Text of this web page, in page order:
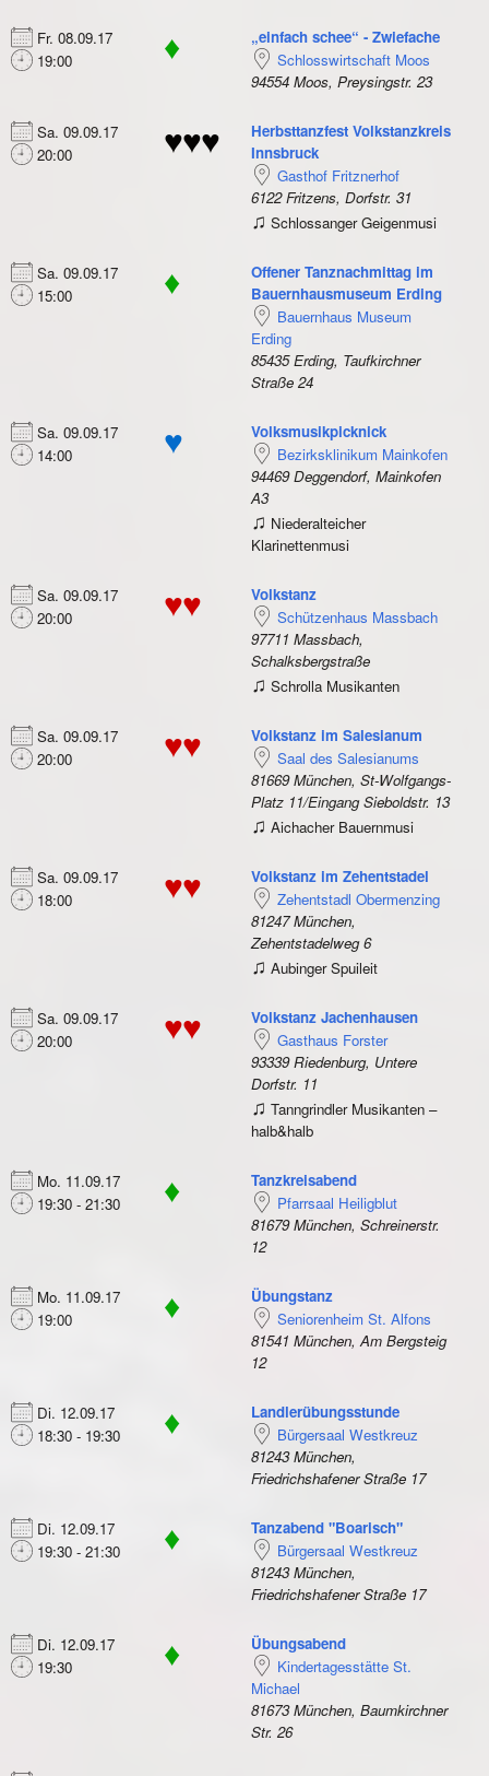
Fr. 08.09.17
19:00
♦
„einfach schee“ - Zwiefache
Schlosswirtschaft Moos
94554 Moos, Preysingstr. 23
Sa. 09.09.17
20:00
♥♥♥
Herbsttanzfest Volkstanzkreis
Innsbruck
Gasthof Fritznerhof
6122 Fritzens, Dorfstr. 31
♫ Schlossanger Geigenmusi
Sa. 09.09.17
15:00
♦
Offener Tanznachmittag im
Bauernhausmuseum Erding
Bauernhaus Museum
Erding
85435 Erding, Taufkirchner
Straße 24
Sa. 09.09.17
14:00
♥
Volksmusikpicknick
Bezirksklinikum Mainkofen
94469 Deggendorf, Mainkofen
A3
♫ Niederalteicher
Klarinettenmusi
Sa. 09.09.17
20:00
♥♥
Volkstanz
Schützenhaus Massbach
97711 Massbach,
Schalksbergstraße
♫ Schrolla Musikanten
Sa. 09.09.17
20:00
♥♥
Volkstanz im Salesianum
Saal des Salesianums
81669 München, St-Wolfgangs-
Platz 11/Eingang Sieboldstr. 13
♫ Aichacher Bauernmusi
Sa. 09.09.17
18:00
♥♥
Volkstanz im Zehentstadel
Zehentstadl Obermenzing
81247 München,
Zehentstadelweg 6
♫ Aubinger Spuileit
Sa. 09.09.17
20:00
♥♥
Volkstanz Jachenhausen
Gasthaus Forster
93339 Riedenburg, Untere
Dorfstr. 11
♫ Tanngrindler Musikanten –
halb&halb
Mo. 11.09.17
19:30 - 21:30
♦
Tanzkreisabend
Pfarrsaal Heiligblut
81679 München, Schreinerstr.
12
Mo. 11.09.17
19:00
♦
Übungstanz
Seniorenheim St. Alfons
81541 München, Am Bergsteig
12
Di. 12.09.17
18:30 - 19:30
♦
Landlerübungsstunde
Bürgersaal Westkreuz
81243 München,
Friedrichshafener Straße 17
Di. 12.09.17
19:30 - 21:30
♦
Tanzabend "Boarisch"
Bürgersaal Westkreuz
81243 München,
Friedrichshafener Straße 17
Di. 12.09.17
19:30
♦
Übungsabend
Kindertagesstätte St.
Michael
81673 München, Baumkirchner
Str. 26